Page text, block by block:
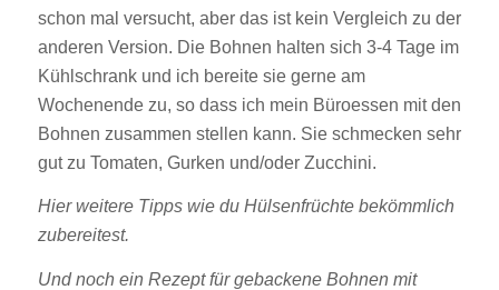
schon mal versucht, aber das ist kein Vergleich zu der
anderen Version. Die Bohnen halten sich 3-4 Tage im
Kühlschrank und ich bereite sie gerne am
Wochenende zu, so dass ich mein Büroessen mit den
Bohnen zusammen stellen kann. Sie schmecken sehr
gut zu Tomaten, Gurken und/oder Zucchini.
Hier weitere Tipps wie du Hülsenfrüchte bekömmlich
zubereitest.
Und noch ein Rezept für gebackene Bohnen mit